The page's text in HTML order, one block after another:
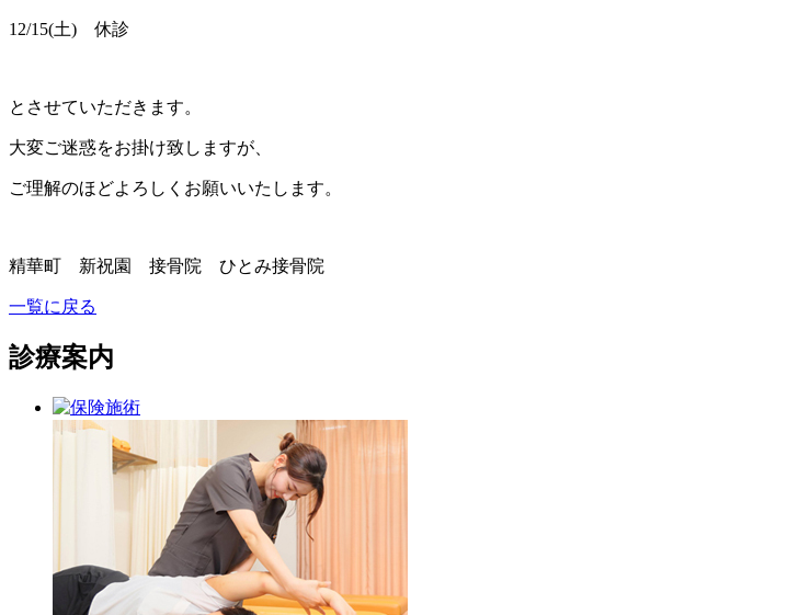
12/15(土) 休診
とさせていただきます。
大変ご迷惑をお掛け致しますが、
ご理解のほどよろしくお願いいたします。
精華町 新祝園 接骨院 ひとみ接骨院
一覧に戻る
診療案内